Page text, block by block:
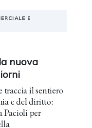
E
nuova
traccia il sentiero
e del diritto:
Pacioli per